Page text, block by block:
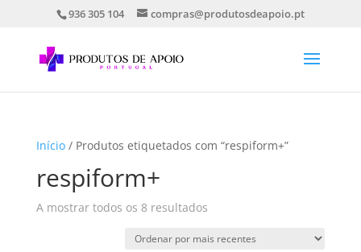
936 305 104 compras@produtosdeapoio.pt
Início/ Produtos etiquetados com “respiform+”
respiform+
A mostrar todos os 8 resultadosOrdenado
mais